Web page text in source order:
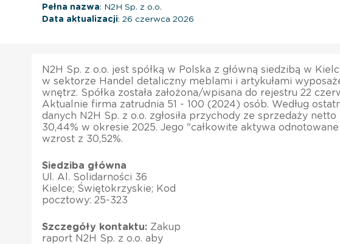
Pełna nazwa: N2H Sp. z o.o.
Data aktualizacji: 26 czerwca 2026
N2H Sp. z o.o. jest spółką w Polska z główną siedzibą w
w sektorze Handel detaliczny meblami i artykułami
wnętrz. Spółka została założona/wpisana do rejestru 22
Aktualnie firma zatrudnia 51 - 100 (2024) osób. Według
danych N2H Sp. z o.o. zgłosiła przychody ze sprzedaży
30,44% w okresie 2025. Jego "całkowite aktywa
wzrost z 30,52%.
Siedziba główna
Ul. Al. Solidarności 36
Kielce; Świętokrzyskie; Kod
pocztowy: 25-323
Szczegóły kontaktu: Zakup
raport N2H Sp. z o.o. aby